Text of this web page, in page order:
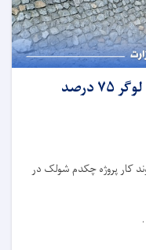
کار پروژه چکدم شولک در ولایت لوگر ۷۵ درصد
کار پروژه چکدم شولک در